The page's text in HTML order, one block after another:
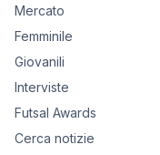
Mercato
Femminile
Giovanili
Interviste
Futsal Awards
Cerca notizie